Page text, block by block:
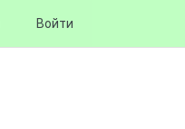
Войти